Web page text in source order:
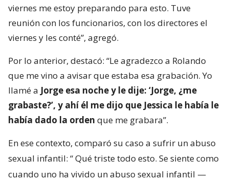
viernes me estoy preparando para esto. Tuve
reunión con los funcionarios, con los directores el
viernes y les conté”, agregó.
Por lo anterior, destacó: “Le agradezco a Rolando
que me vino a avisar que estaba esa grabación. Yo
llamé a Jorge esa noche y le dije: ‘Jorge, ¿me
grabaste?’, y ahí él me dijo que Jessica le había le
había dado la orden que me grabara”.
En ese contexto, comparó su caso a sufrir un abuso
sexual infantil: “Qué triste todo esto. Se siente como
cuando uno ha vivido un abuso sexual infantil —